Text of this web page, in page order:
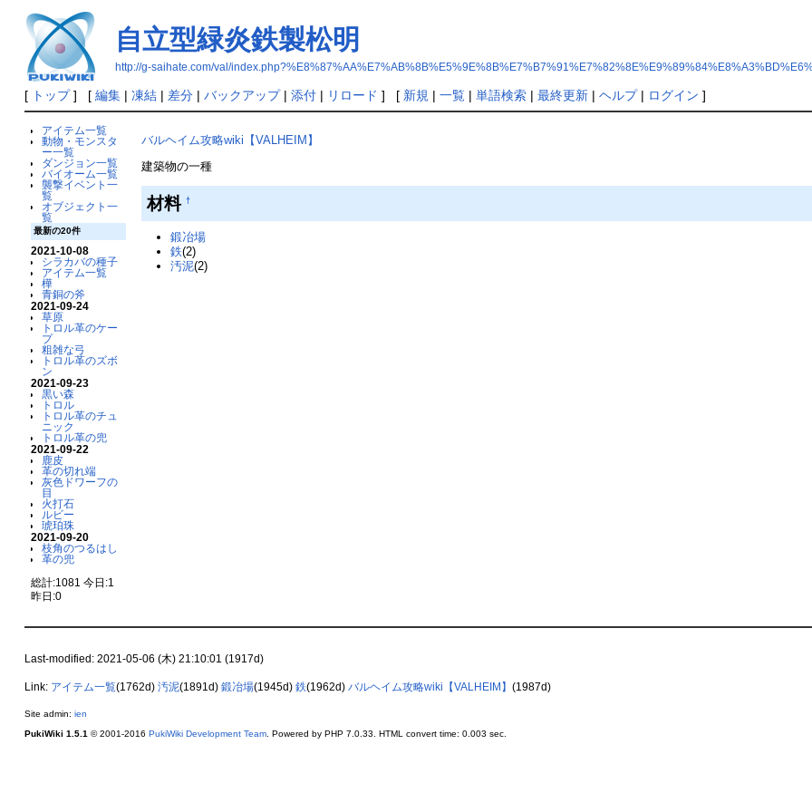
自立型緑炎鉄製松明
http://g-saihate.com/val/
[ トップ] [ 編集| 凍結| 差分| バックアップ| 添付| リロード ] [ 新規 | 一覧| 単語検索| 最終更新| ヘルプ| ログイン ]
アイテム一覧
動物・モンスタ
ー一覧
ダンジョン一覧
バイオーム一覧
襲撃イベント一
覧
オブジェクト一
覧
最新の20件
2021-10-08
シラカバの種子
アイテム一覧
樺
青銅の斧
2021-09-24
草原
トロル革のケー
プ
粗雑な弓
トロル革のズボ
ン
2021-09-23
黒い森
トロル
トロル革のチュ
ニック
トロル革の兜
2021-09-22
鹿皮
革の切れ端
灰色ドワーフの
目
火打石
ルビー
琥珀珠
2021-09-20
枝角のつるはし
革の兜
総計:1081 今日:1
昨日:0
バルヘイム攻略wiki【VALHEIM】
建築物の一種
材料†
鍛冶場
鉄(2)
汚泥(2)
Last-modified: 2021-05-06 (木) 21:10:01 (1917d)
Link: アイテム一覧(1762d) 汚泥(1891d) 鍛冶場(1945d) 鉄(1962d) バルヘイム攻略wiki【VALHEIM】 (1987d)
Site admin: ien
PukiWiki 1.5.1 © 2001-2016 PukiWiki Development Team. Powered by PHP 7.0.33. HTML convert time: 0.003 sec.